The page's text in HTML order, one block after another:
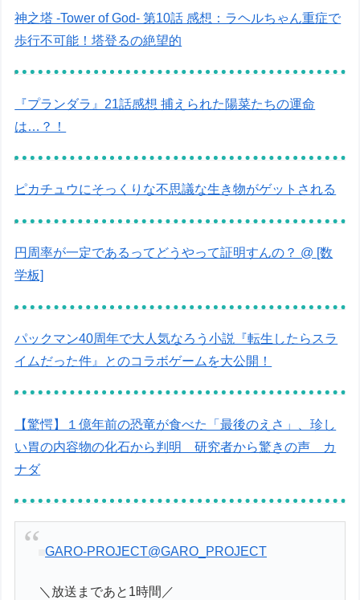
神之塔 -Tower of God- 第10話 感想：ラヘルちゃん重症で
歩行不可能！塔登るの絶望的
『プランダラ』21話感想 捕えられた陽菜たちの運命
は…？！
ピカチュウにそっくりな不思議な生き物がゲットされる
円周率が一定であるってどうやって証明すんの？ @ [数
学板]
パックマン40周年で大人気なろう小説『転生したらスラ
イムだった件』とのコラボゲームを大公開！
【驚愕】１億年前の恐竜が食べた「最後のえさ」、珍し
い胃の内容物の化石から判明 研究者から驚きの声 カ
ナダ
GARO-PROJECT@GARO_PROJECT
＼放送まであと1時間／